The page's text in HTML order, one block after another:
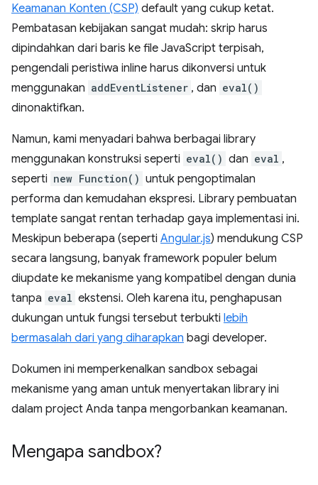
Keamanan Konten (CSP) default yang cukup ketat.
Pembatasan kebijakan sangat mudah: skrip harus
dipindahkan dari baris ke file JavaScript terpisah,
pengendali peristiwa inline harus dikonversi untuk
menggunakan addEventListener , dan eval()
dinonaktifkan.
Namun, kami menyadari bahwa berbagai library
menggunakan konstruksi seperti eval() dan eval ,
seperti new Function() untuk pengoptimalan
performa dan kemudahan ekspresi. Library pembuatan
template sangat rentan terhadap gaya implementasi ini.
Meskipun beberapa (seperti Angular.js) mendukung CSP
secara langsung, banyak framework populer belum
diupdate ke mekanisme yang kompatibel dengan dunia
tanpa eval ekstensi. Oleh karena itu, penghapusan
dukungan untuk fungsi tersebut terbukti lebih
bermasalah dari yang diharapkan bagi developer.
Dokumen ini memperkenalkan sandbox sebagai
mekanisme yang aman untuk menyertakan library ini
dalam project Anda tanpa mengorbankan keamanan.
Mengapa sandbox?